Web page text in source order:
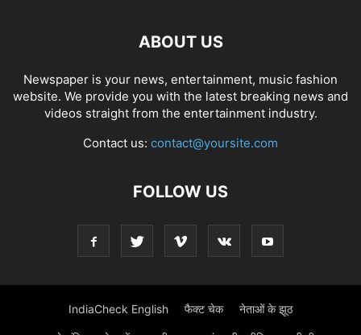
ABOUT US
Newspaper is your news, entertainment, music fashion
website. We provide you with the latest breaking news and
videos straight from the entertainment industry.
Contact us: contact@yoursite.com
FOLLOW US
IndiaCheck English फैक्ट चेक नेताओं के झूठ